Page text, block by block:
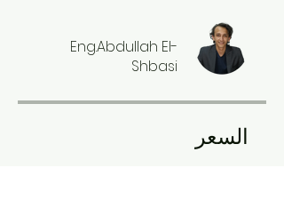
Eng.Abdullah El-
Shbasi
السعر